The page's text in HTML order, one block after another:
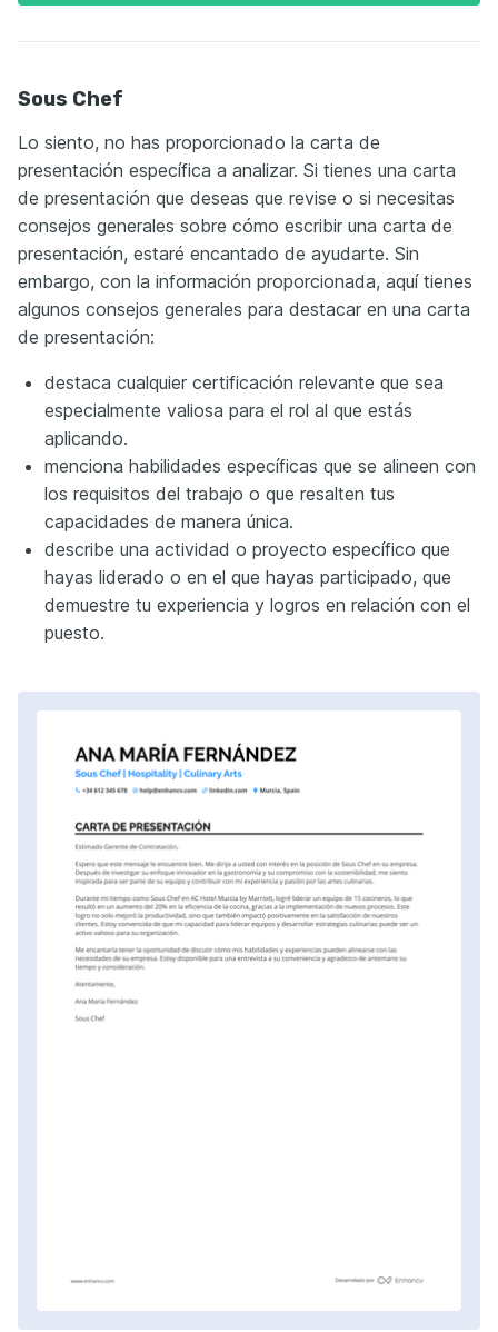
Sous Chef
Lo siento, no has proporcionado la carta de
presentación específica a analizar. Si tienes una carta
de presentación que deseas que revise o si necesitas
consejos generales sobre cómo escribir una carta de
presentación, estaré encantado de ayudarte. Sin
embargo, con la información proporcionada, aquí tienes
algunos consejos generales para destacar en una carta
de presentación:
destaca cualquier certificación relevante que sea
especialmente valiosa para el rol al que estás
aplicando.
menciona habilidades específicas que se alineen con
los requisitos del trabajo o que resalten tus
capacidades de manera única.
describe una actividad o proyecto específico que
hayas liderado o en el que hayas participado, que
demuestre tu experiencia y logros en relación con el
puesto.